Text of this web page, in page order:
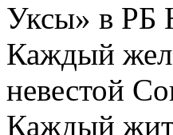
Уксы» в РБ
Каждый
невестой
Каждый